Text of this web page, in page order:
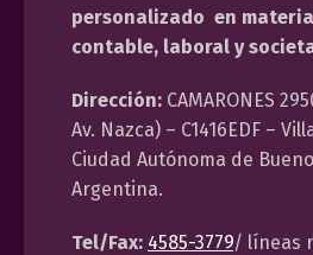
personalizado en
contable, laboral y
Dirección: CAMARONES
Av. Nazca) – C1416EDF –
Ciudad Autónoma de
Argentina.
Tel/Fax: 4585-3779/ líneas